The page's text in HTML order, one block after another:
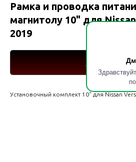
Рамка и проводка
магнитолу 10" для
2019
Установочный комплект 10" для Nissan